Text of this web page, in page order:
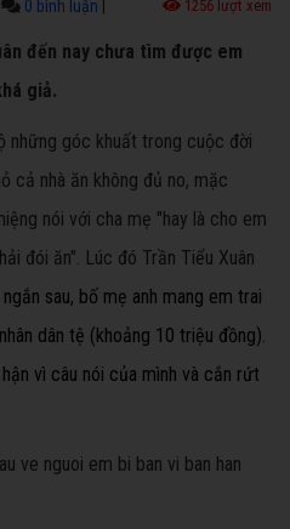
0 bình luận 1256 lượt xem
đến nay chưa tìm được em
giả.
những góc khuất trong cuộc đời
cả nhà ăn không đủ no, mặc
nói với cha mẹ "hay là cho em
đói ăn". Lúc đó Trần Tiểu Xuân
sau, bố mẹ anh mang em trai
dân tệ (khoảng 10 triệu đồng).
vì câu nói của mình và cắn rứt